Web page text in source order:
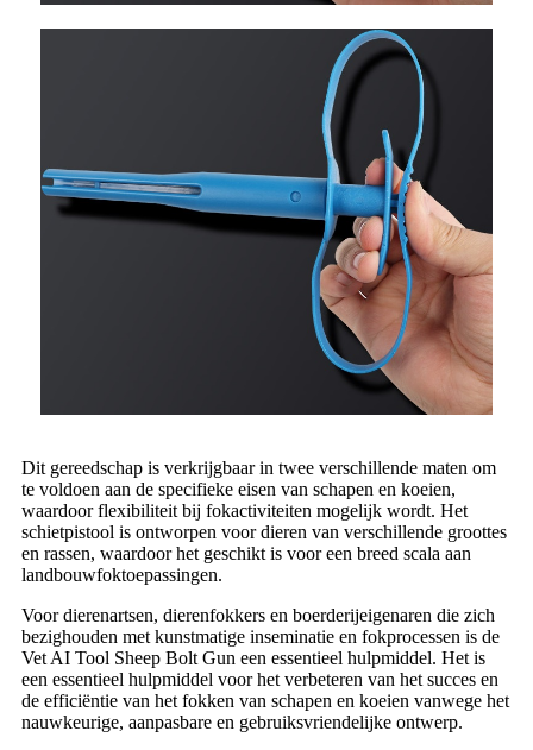
Dit gereedschap is verkrijgbaar in twee verschillende maten om
te voldoen aan de specifieke eisen van schapen en koeien,
waardoor flexibiliteit bij fokactiviteiten mogelijk wordt. Het
schietpistool is ontworpen voor dieren van verschillende groottes
en rassen, waardoor het geschikt is voor een breed scala aan
landbouwfoktoepassingen.
Voor dierenartsen, dierenfokkers en boerderijeigenaren die zich
bezighouden met kunstmatige inseminatie en fokprocessen is de
Vet AI Tool Sheep Bolt Gun een essentieel hulpmiddel. Het is
een essentieel hulpmiddel voor het verbeteren van het succes en
de efficiëntie van het fokken van schapen en koeien vanwege het
nauwkeurige, aanpasbare en gebruiksvriendelijke ontwerp.